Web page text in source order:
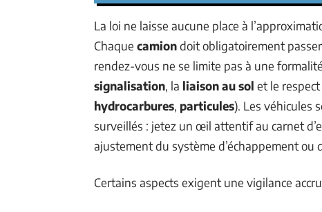
La loi ne laisse aucune place à
Chaque camiondoit obligatoirement
rendez-vous ne se limite pas à une
signalisation, la liaison au sol et le respect
hydrocarbures, particules). Les véhicules
surveillés : jetez un œil attentif au carnet
ajustement du système d’échappement ou
Certains aspects exigent une vigilance